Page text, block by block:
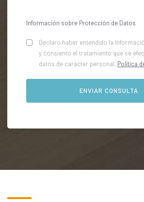
Información sobre Protección de Datos
Declaro haber entendido la
y consiento el tratamiento que se
datos de carácter personal. Política